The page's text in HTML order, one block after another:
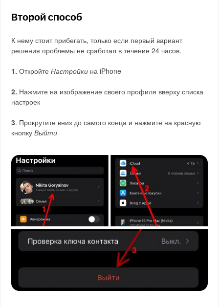
Второй способ
К нему стоит прибегать, только если первый вариант
решения проблемы не сработал в течение 24 часов.
1. ОткройтеНастройки на iPhone
2. Нажмите на изображение своего профиля вверху списка
настроек
3. Прокрутите вниз до самого конца и нажмите на красную
кнопкуВыйти